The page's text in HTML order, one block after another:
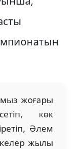
жоғары
көк
Әлем
жылы